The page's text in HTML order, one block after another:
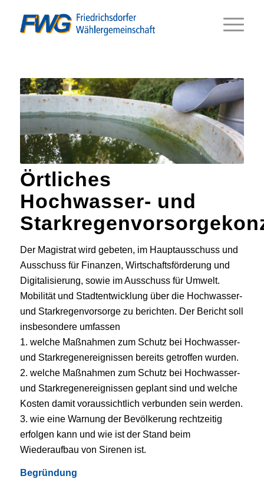
Örtliches
Hochwasser- und
Der Magistrat wird gebeten, im Hauptausschuss und
Ausschuss für Finanzen, Wirtschaftsförderung und
Digitalisierung, sowie im Ausschuss für Umwelt.
Mobilität und Stadtentwicklung über die Hochwasser-
und Starkregenvorsorge zu berichten. Der Bericht soll
insbesondere umfassen
1. welche Maßnahmen zum Schutz bei Hochwasser-
und Starkregenereignissen bereits getroffen wurden.
2. welche Maßnahmen zum Schutz bei Hochwasser-
und Starkregenereignissen geplant sind und welche
Kosten damit voraussichtlich verbunden sein werden.
3. wie eine Warnung der Bevölkerung rechtzeitig
erfolgen kann und wie ist der Stand beim
Wiederaufbau von Sirenen ist.
Begründung